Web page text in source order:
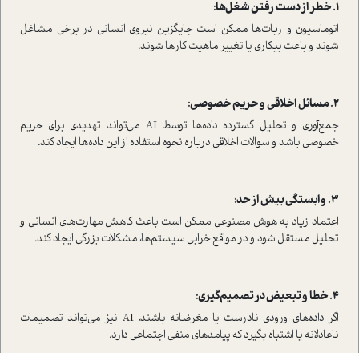
1. خطر از دست رفتن شغل‌ها:
اتوماسیون و ربات‌ها ممکن است جایگزین نیروی انسانی در برخی مشاغل
شوند و باعث بیکاری یا تغییر ماهیت کارها شوند.
2. مسائل اخلاقی و حریم خصوصی:
جمع‌آوری و تحلیل گسترده داده‌ها توسط AI می‌تواند تهدیدی برای حریم
خصوصی باشد و سوالات اخلاقی درباره نحوه استفاده از این داده‌ها ایجاد کند.
3. وابستگی بیش از حد:
اعتماد زیاد به هوش مصنوعی ممکن است باعث کاهش مهارت‌های انسانی و
تحلیل مستقل شود و در مواقع خرابی سیستم‌ها، مشکلات بزرگی ایجاد کند.
4. خطا و تبعیض در تصمیم‌گیری:
اگر داده‌های ورودی نادرست یا مغرضانه باشند، AI نیز می‌تواند تصمیمات
ناعادلانه یا اشتباه بگیرد که پیامدهای منفی اجتماعی دارد.